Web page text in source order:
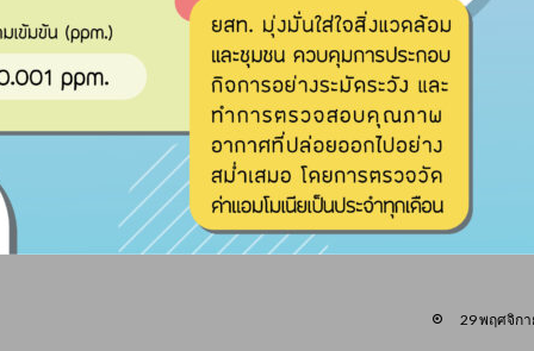
29 พฤศจิก